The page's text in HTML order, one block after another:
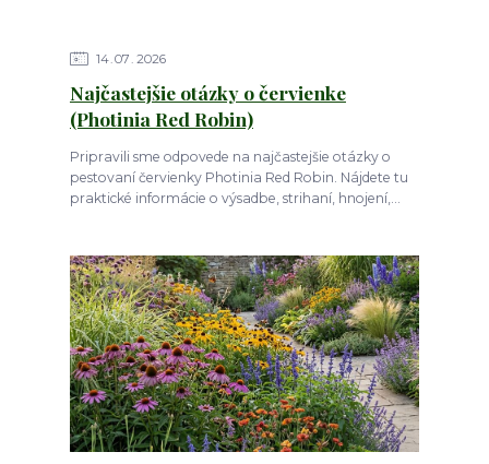
14 07 2026
Najčastejšie otázky o červienke
(Photinia Red Robin)
Pripravili sme odpovede na najčastejšie otázky o
pestovaní červienky Photinia Red Robin. Nájdete tu
praktické informácie o výsadbe, strihaní, hnojení,...